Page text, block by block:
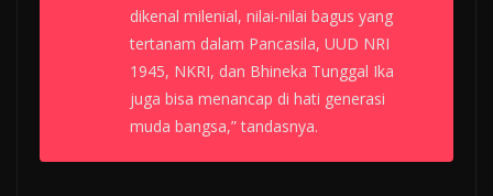
dikenal milenial, nilai-nilai bagus yang
tertanam dalam Pancasila, UUD NRI
1945, NKRI, dan Bhineka Tunggal Ika
juga bisa menancap di hati generasi
muda bangsa,” tandasnya.